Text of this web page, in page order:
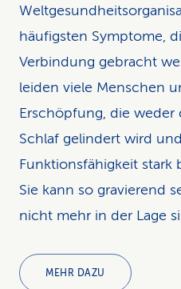
häufigsten Symptome,
Verbindung gebracht
leiden viele Menschen
Erschöpfung, die
Schlaf gelindert wird
Funktionsfähigkeit stark
Sie kann so gravierend
nicht mehr in der Lage
MEHR DAZU